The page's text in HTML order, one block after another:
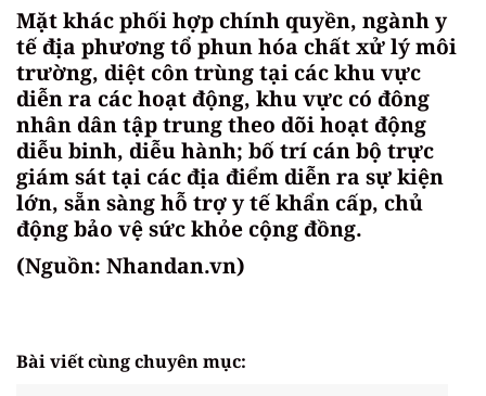
Mặt khác phối hợp chính quyền, ngành y
tế địa phương tổ phun hóa chất xử lý môi
trường, diệt côn trùng tại các khu vực
diễn ra các hoạt động, khu vực có đông
nhân dân tập trung theo dõi hoạt động
diễu binh, diễu hành; bố trí cán bộ trực
giám sát tại các địa điểm diễn ra sự kiện
lớn, sẵn sàng hỗ trợ y tế khẩn cấp, chủ
động bảo vệ sức khỏe cộng đồng.
(Nguồn: Nhandan.vn)
Bài viết cùng chuyên mục: